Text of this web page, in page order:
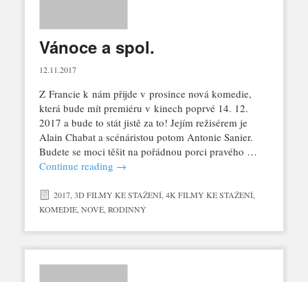
Vánoce a spol.
12.11.2017
Z Francie k nám přijde v prosince nová komedie,
která bude mít premiéru v kinech poprvé 14. 12.
2017 a bude to stát jistě za to! Jejím režisérem je
Alain Chabat a scénáristou potom Antonie Sanier.
Budete se moci těšit na pořádnou porci pravého …
Continue reading →
2017, 3D FILMY KE STAŽENÍ, 4K FILMY KE STAŽENÍ,
KOMEDIE, NOVÉ, RODINNÝ